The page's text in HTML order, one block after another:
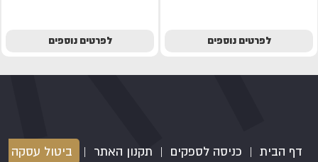
לפרטים נוספים לפרטים נוספים
דף הבית | כניסה לספקים | תקנון האתר | ביטול עסקה